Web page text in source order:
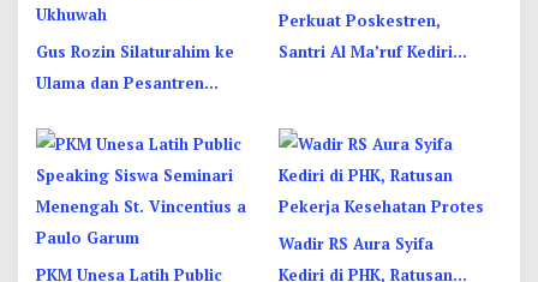
Gus Rozin Silaturahim ke
Ulama dan Pesantren
Ukhuwah
Perkuat Poskestren,
Santri Al Ma’ruf Kediri
PKM Unesa Latih Public
Wadir RS Aura Syifa
Kediri di PHK, Ratusan